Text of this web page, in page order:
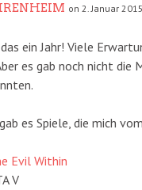
on 2. Januar
ein Jahr! Viele
es gab noch nicht die
es Spiele, die mich
Evil Within
V